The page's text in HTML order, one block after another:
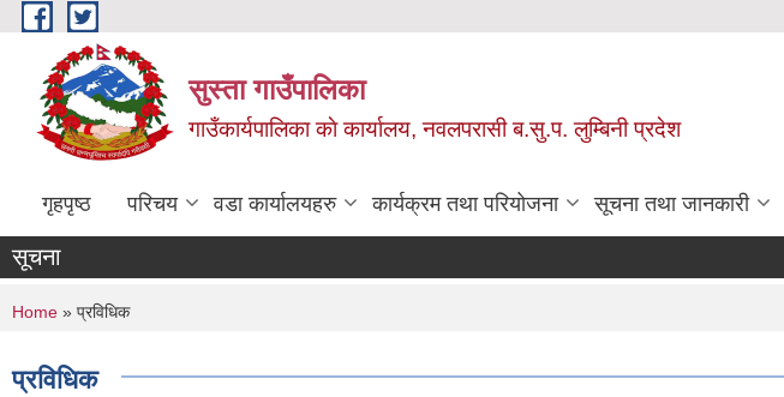
Skip to main content
सुस्ता गाउँपालिका
गाउँकार्यपालिका काे कार्यालय, नवलपरासी ब.सु.प. लुम्बिनी प्रदेश
गृहपृष्ठ परिचय वडा कार्यालयहरु कार्यक्रम तथा परियोजना सूचना तथा जानकारी
सूचना
You are here
Home » प्रविधिक
प्रविधिक